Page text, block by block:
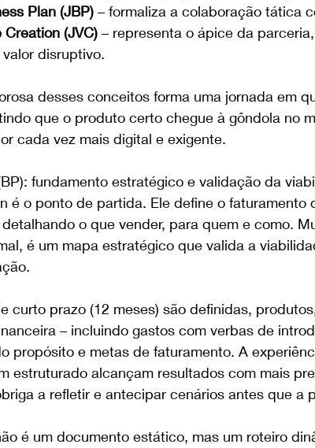
Plan (JBP) – formaliza a colaboração tática
Creation (JVC) – representa o ápice da
disruptivo.
desses conceitos forma uma jornada em
que o produto certo chegue à gôndola no
cada vez mais digital e exigente.
fundamento estratégico e validação da
é o ponto de partida. Ele define o faturamento
o que vender, para quem e como.
é um mapa estratégico que valida a
curto prazo (12 meses) são definidas,
– incluindo gastos com verbas de
propósito e metas de faturamento. A
estruturado alcançam resultados com mais
a refletir e antecipar cenários antes que a
é um documento estático, mas um roteiro